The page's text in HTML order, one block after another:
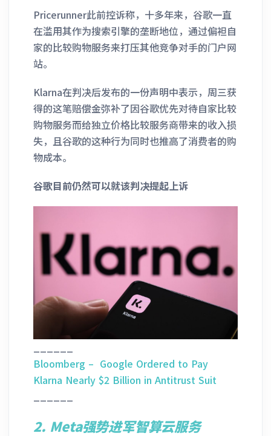
Pricerunner此前控诉称，十多年来，谷歌一直
在滥用其作为搜索引擎的垄断地位，通过偏袒自
家的比较购物服务来打压其他竞争对手的门户网
站。
Klarna在判决后发布的一份声明中表示，周三获
得的这笔赔偿金弥补了因谷歌优先对待自家比较
购物服务而给独立价格比较服务商带来的收入损
失，且谷歌的这种行为同时也推高了消费者的购
物成本。
谷歌目前仍然可以就该判决提起上诉
Bloomberg – Google Ordered to Pay
Klarna Nearly $2 Billion in Antitrust Suit
2. Meta强势进军智算云服务